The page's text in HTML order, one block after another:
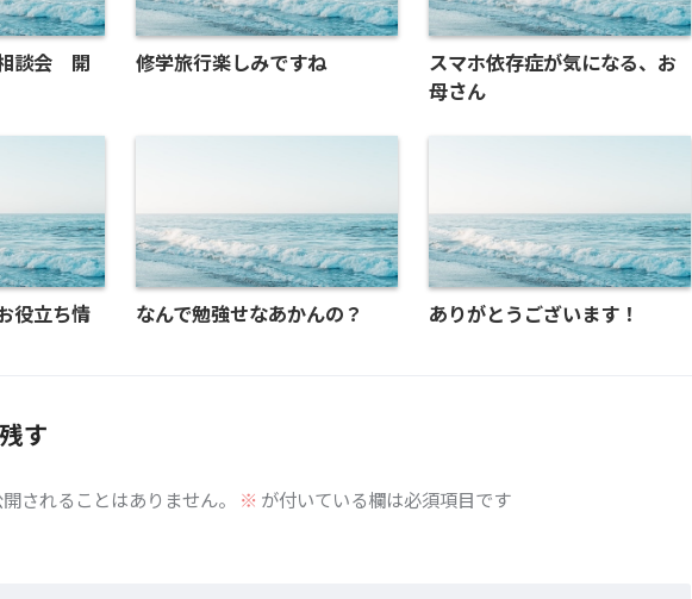
談会 開
修学旅行楽しみですね
スマホ依存症が気になる、お
母さん
役立ち情
なんで勉強せなあかんの？ ありがとうございます！
す
されることはありません。 ※ が付いている欄は必須項目です